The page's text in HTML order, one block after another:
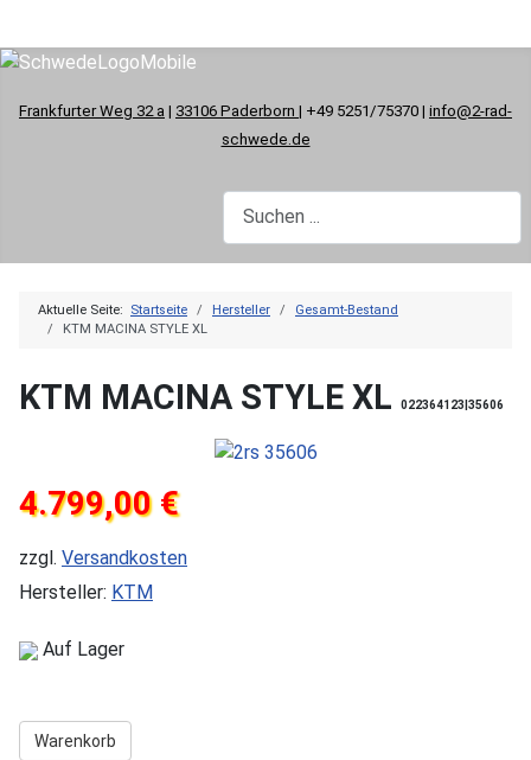
Frankfurter Weg 32 a | 33106 Paderborn | +49 5251/75370 | info@2-rad-
schwede.de
Aktuelle Seite: Startseite Hersteller
Gesamt-Bestand
KTM MACINA STYLE XL
KTM MACINA STYLE XL 022364123|35606
4.799,00 €
zzgl. Versandkosten
Hersteller: KTM
Auf Lager
Warenkorb